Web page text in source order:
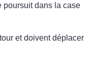
poursuit dans la case
et doivent déplacer